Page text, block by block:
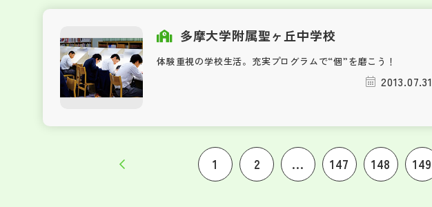
多摩大学附属聖ヶ丘中学校
体験重視の学校生活。充実プログラムで“個”を磨こう！
2013.07.31
1 2 ... 147 148 149